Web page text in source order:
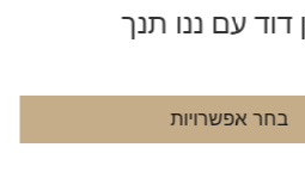
עם ננו תנך
אפשרויות